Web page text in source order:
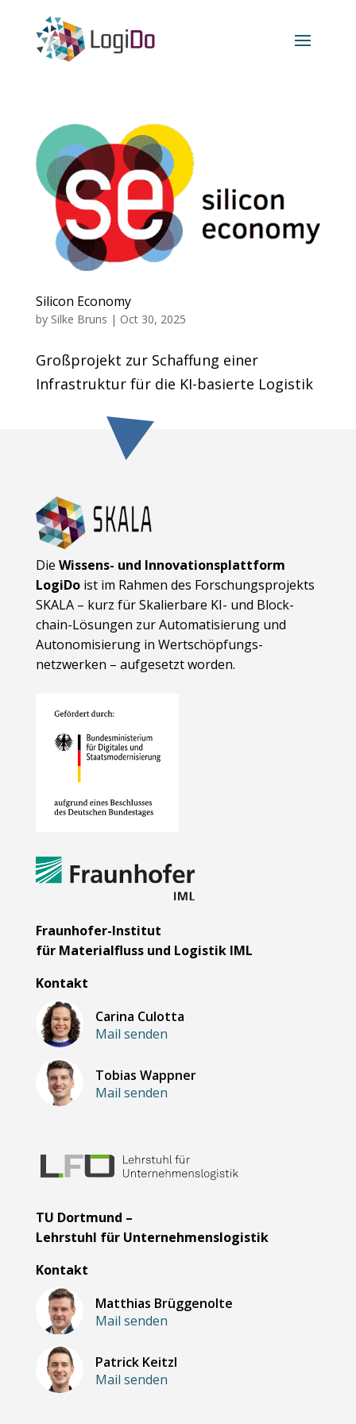
Silicon Economy
by Silke Bruns | Oct 30, 2025
Großprojekt zur Schaffung einer
Infrastruktur für die KI-basierte Logistik
Die Wissens- und Innovationsplattform
LogiDoist im Rahmen des Forschungsprojekts
SKALA – kurz für Skalierbare KI- und Block­
chain-Lösungen zur Automatisierung und
Autonomisierung in Wert­schöpfungs­
netzwerken – aufgesetzt worden.
Fraunhofer-Institut
für Materialfluss und Logistik IML
Kontakt
Carina Culotta
Mail senden
Tobias Wappner
Mail senden
TU Dortmund –
Lehrstuhl für Unternehmenslogistik
Kontakt
Matthias Brüggenolte
Mail senden
Patrick Keitzl
Mail senden